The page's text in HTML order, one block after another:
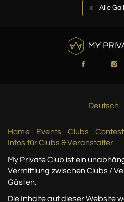
Alle
Deutsch
Home Events Clubs
Infos für Clubs & Veranstalter
My Private Club ist ein
Vermittlung zwischen Clubs /
Gästen.
Die Inhalte auf dieser Website